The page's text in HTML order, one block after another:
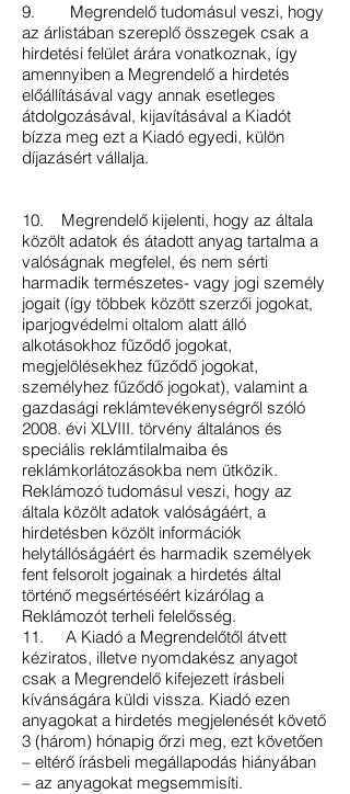
9. Megrendelő tudomásul veszi, hogy
az árlistában szereplő összegek csak a
hirdetési felület árára vonatkoznak, így
amennyiben a Megrendelő a hirdetés
előállításával vagy annak esetleges
átdolgozásával, kijavításával a Kiadót
bízza meg ezt a Kiadó egyedi, külön
díjazásért vállalja.
10. Megrendelő kijelenti, hogy az általa
közölt adatok és átadott anyag tartalma a
valóságnak megfelel, és nem sérti
harmadik természetes- vagy jogi személy
jogait (így többek között szerzői jogokat,
iparjogvédelmi oltalom alatt álló
alkotásokhoz fűződő jogokat,
megjelölésekhez fűződő jogokat,
személyhez fűződő jogokat), valamint a
gazdasági reklámtevékenységről szóló
2008. évi XLVIII. törvény általános és
speciális reklámtilalmaiba és
reklámkorlátozásokba nem ütközik.
Reklámozó tudomásul veszi, hogy az
általa közölt adatok valóságáért, a
hirdetésben közölt információk
helytállóságáért és harmadik személyek
fent felsorolt jogainak a hirdetés által
történő megsértéséért kizárólag a
Reklámozót terheli felelősség.
11. A Kiadó a Megrendelőtől átvett
kéziratos, illetve nyomdakész anyagot
csak a Megrendelő kifejezett írásbeli
kívánságára küldi vissza. Kiadó ezen
anyagokat a hirdetés megjelenését követő
3 (három) hónapig őrzi meg, ezt követően
– eltérő írásbeli megállapodás hiányában
– az anyagokat megsemmisíti.